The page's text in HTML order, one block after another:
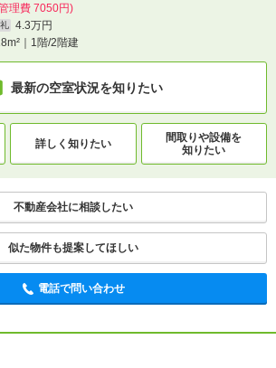
理費 7050円)
礼
4.3万円
｜1階/2階建
最新の空室状況を知りたい
詳しく知りたい
間取りや設備を
知りたい
不動産会社に相談したい
似た物件も提案してほしい
電話で問い合わせ